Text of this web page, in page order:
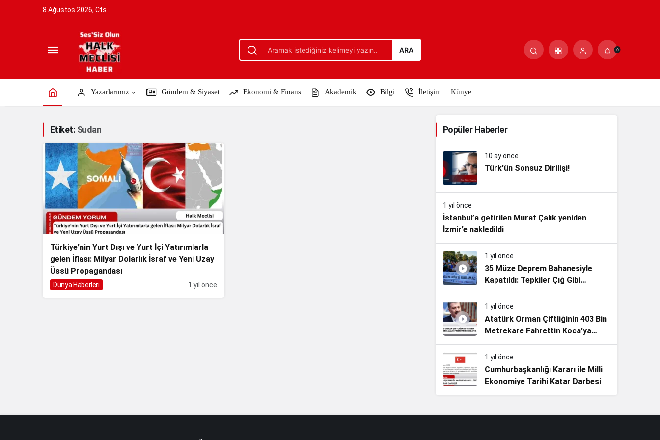
8 Ağustos 2026, Cts
ARA 0
Yazarlarımız Gündem & Siyaset Ekonomi & Finans Akademik Bilgi İletişim Künye
Etiket: Sudan
Türkiye’nin Yurt Dışı ve Yurt İçi Yatırımlarla
gelen İflası: Milyar Dolarlık İsraf ve Yeni Uzay
Üssü Propagandası
Dünya Haberleri 1 yıl önce
Popüler Haberler
10 ay önce
Türk’ün Sonsuz Dirilişi!
1 yıl önce
İstanbul’a getirilen Murat Çalık yeniden
İzmir’e nakledildi
1 yıl önce
35 Müze Deprem Bahanesiyle
Kapatıldı: Tepkiler Çığ Gibi
Büyüyor
1 yıl önce
Atatürk Orman Çiftliğinin 403 Bin
Metrekare Fahrettin Koca’ya
Verildi!
1 yıl önce
Cumhurbaşkanlığı Kararı ile Milli
Ekonomiye Tarihi Katar Darbesi